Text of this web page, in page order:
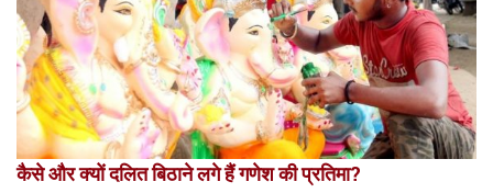
कैसे और क्यों दलित बिठाने लगे हैं गणेश की प्रतिमा?